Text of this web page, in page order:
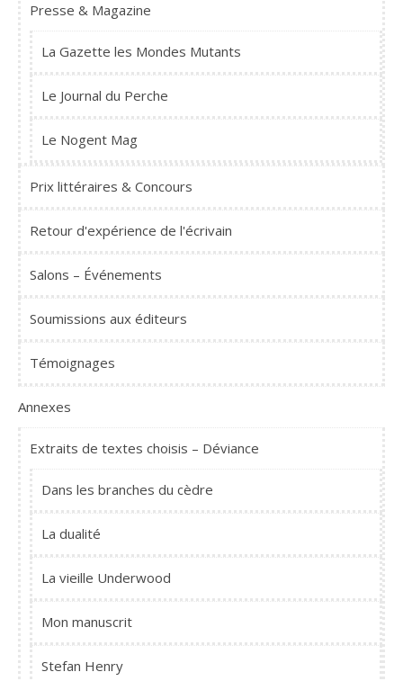
Presse & Magazine
La Gazette les Mondes Mutants
Le Journal du Perche
Le Nogent Mag
Prix littéraires & Concours
Retour d'expérience de l'écrivain
Salons – Événements
Soumissions aux éditeurs
Témoignages
Annexes
Extraits de textes choisis – Déviance
Dans les branches du cèdre
La dualité
La vieille Underwood
Mon manuscrit
Stefan Henry